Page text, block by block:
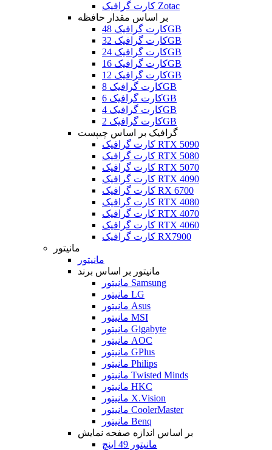
کارت گرافیک Zotac
بر اساس مقدار حافظه
کارت گرافیک 48GB
کارت گرافیک 32GB
کارت گرافیک 24GB
کارت گرافیک 16GB
کارت گرافیک 12GB
کارت گرافیک 8GB
کارت گرافیک 6GB
کارت گرافیک 4GB
کارت گرافیک 2GB
گرافیک بر اساس چیپست
کارت گرافیک RTX 5090
کارت گرافیک RTX 5080
کارت گرافیک RTX 5070
کارت گرافیک RTX 4090
کارت گرافیک RX 6700
کارت گرافیک RTX 4080
کارت گرافیک RTX 4070
کارت گرافیک RTX 4060
کارت گرافیک RX7900
مانیتور
مانیتور
مانیتور بر اساس برند
مانیتور Samsung
مانیتور LG
مانیتور Asus
مانیتور MSI
مانیتور Gigabyte
مانیتور AOC
مانیتور GPlus
مانیتور Philips
مانیتور Twisted Minds
مانیتور HKC
مانیتور X.Vision
مانیتور CoolerMaster
مانیتور Benq
بر اساس اندازه صفحه نمایش
مانیتور 49 اینچ